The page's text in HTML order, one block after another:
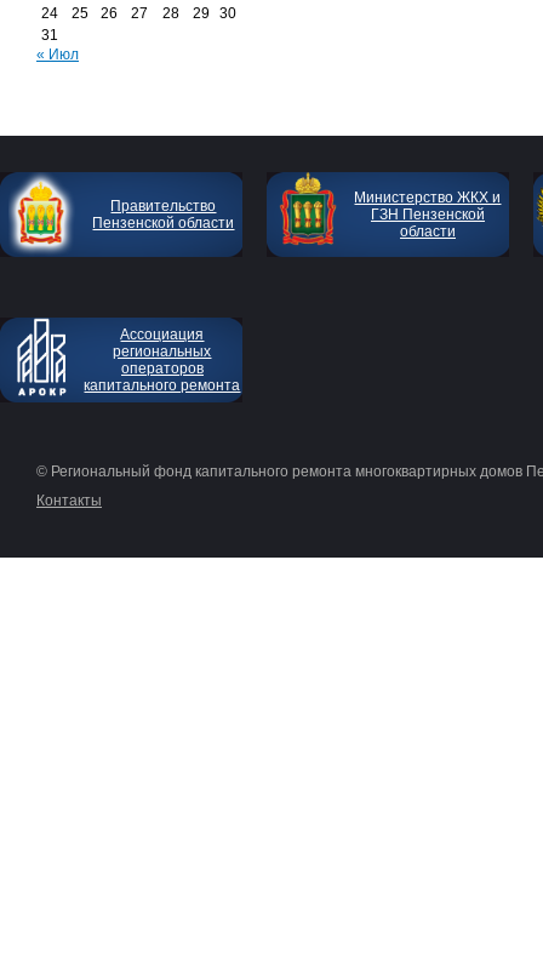
24
25 26 27 28 29
30
31
« Июл
Правительство
Пензенской области
Министерство ЖКХ и
ГЗН Пензенской
области
Ассоциация
региональных
операторов
капитального ремонта
© Региональный фонд капитального ремонта многоквартирных домов
Контакты